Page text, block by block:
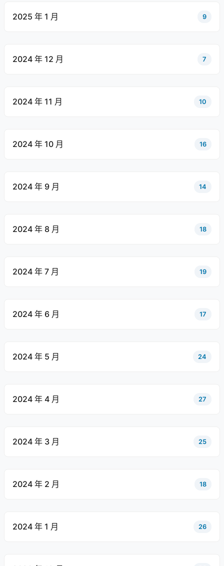
2025 年 1 月 9
2024 年 12 月 7
2024 年 11 月 10
2024 年 10 月 16
2024 年 9 月 14
2024 年 8 月 18
2024 年 7 月 19
2024 年 6 月 17
2024 年 5 月 24
2024 年 4 月 27
2024 年 3 月 25
2024 年 2 月 18
2024 年 1 月 26